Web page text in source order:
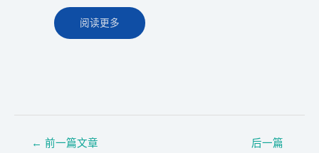
阅读更多
← 前一篇文章
后一篇